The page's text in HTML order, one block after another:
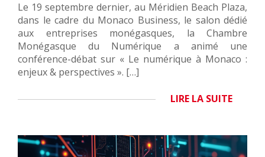
Le 19 septembre dernier, au Méridien Beach Plaza,
dans le cadre du Monaco Business, le salon dédié
aux entreprises monégasques, la Chambre
Monégasque du Numérique a animé une
conférence-débat sur « Le numérique à Monaco :
enjeux & perspectives ». […]
LIRE LA SUITE